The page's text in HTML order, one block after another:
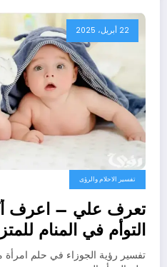
22 أبريل، 2025
تفسير الاحلام والرؤى
تعرف علي – اعرف
التوأم في المنام
ابن سيرين –
تفسير رؤية الجوزاء في حلم امرأة